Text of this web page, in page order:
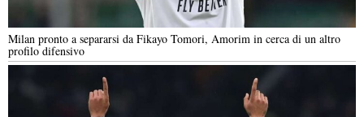
Milan pronto a separarsi da Fikayo Tomori, Amorim in cerca di un altro
profilo difensivo